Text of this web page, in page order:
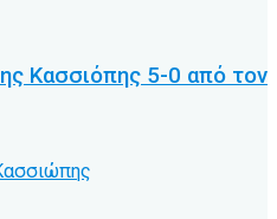
Κασσιόπης 5-0 από τον